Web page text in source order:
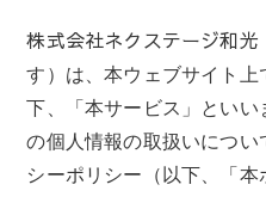
株式会社ネクステージ和光
す）は、本ウェブサイト
下、「本サービス」とい
の個人情報の取扱いにつ
シーポリシー（以下、「